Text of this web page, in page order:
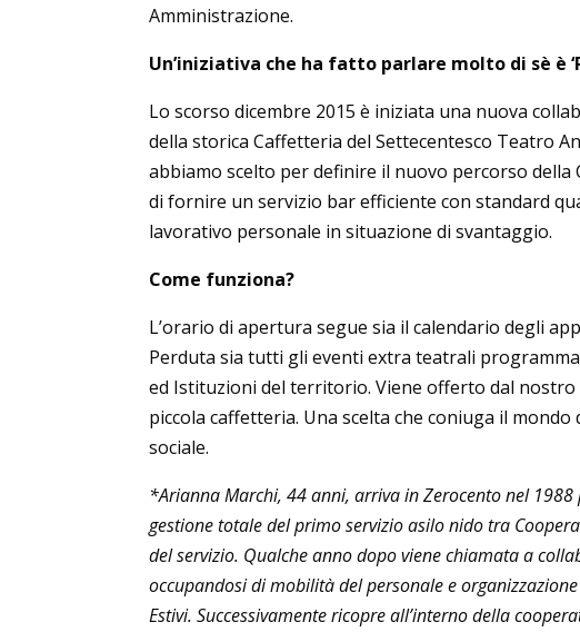
Amministrazione.
Un’iniziativa che ha fatto parlare molto di sè è
Lo scorso dicembre 2015 è iniziata una nuova
della storica Caffetteria del Settecentesco Teatro
abbiamo scelto per definire il nuovo percorso della
di fornire un servizio bar efficiente con standard
lavorativo personale in situazione di svantaggio.
Come funziona?
L’orario di apertura segue sia il calendario degli
Perduta sia tutti gli eventi extra teatrali
ed Istituzioni del territorio. Viene offerto dal
piccola caffetteria. Una scelta che coniuga il
sociale.
*Arianna Marchi, 44 anni, arriva in Zerocento nel
gestione totale del primo servizio asilo nido tra
del servizio. Qualche anno dopo viene chiamata a
occupandosi di mobilità del personale e
Estivi. Successivamente ricopre all’interno della